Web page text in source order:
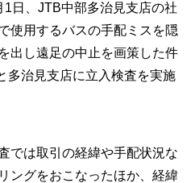
日、JTB中部多治見支店の社
使用するバスの手配ミスを隠
出し遠足の中止を画策した件
多治見支店に立入検査を実施
では取引の経緯や手配状況な
ングをおこなったほか、経緯